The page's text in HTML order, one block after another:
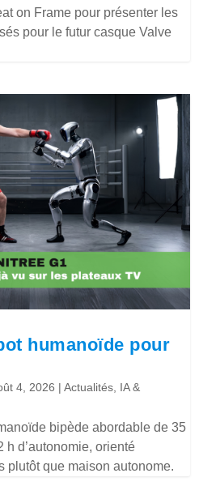
on Frame pour présenter les
pour le futur casque Valve
humanoïde pour
4, 2026 |Actualités, IA &
bipède abordable de 35
h d’autonomie, orienté
plutôt que maison autonome.